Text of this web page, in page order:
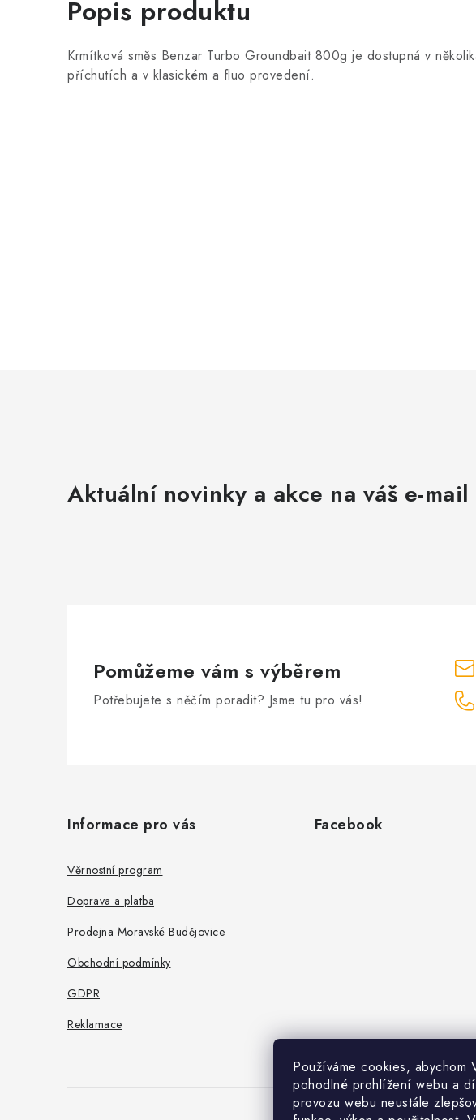
Používáme cookies, abychom
pohodlné prohlížení webu a
provozu webu neustále
Popis produktu
Krmítková směs Benzar Turbo Groundbait 800g je dostupná v
příchutích a v klasickém a fluo provedení.
Aktuální novinky a akce na váš e-mail
Pomůžeme vám s výběrem
Potřebujete s něčím poradit? Jsme tu pro vás!
Informace pro vás
Věrnostní program
Doprava a platba
Prodejna Moravské Budějovice
Obchodní podmínky
GDPR
Reklamace
Facebook